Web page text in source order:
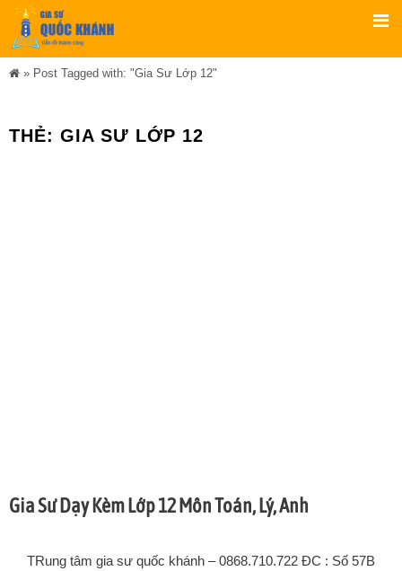
» Post Tagged with: "Gia Sư Lớp 12"
THẺ: GIA SƯ LỚP 12
Gia Sư Dạy Kèm Lớp 12 Môn Toán, Lý, Anh
TRung tâm gia sư quốc khánh – 0868.710.722 ĐC : Số 57B